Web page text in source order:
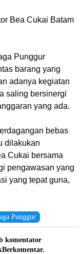
Bea Cukai Batam
Punggur
barang yang
adanya kegiatan
saling bersinergi
yang ada.
bebas
dilakukan
Cukai bersama
pengawasan yang
yang tepat guna,
Punggur
komentator